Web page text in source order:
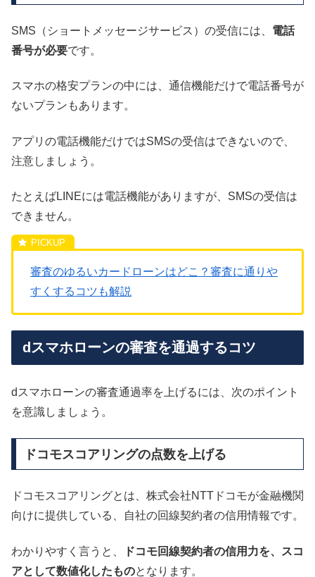
SMS（ショートメッセージサービス）の受信には、 電話
番号が必要です。
スマホの格安プランの中には、通信機能だけで電話番号が
ないプランもあります。
アプリの電話機能だけではSMSの受信はできないので、
注意しましょう。
たとえばLINEには電話機能がありますが、SMSの受信は
できません。
審査のゆるいカードローンはどこ？審査に通りや
すくするコツも解説
dスマホローンの審査を通過するコツ
dスマホローンの審査通過率を上げるには、次のポイント
を意識しましょう。
ドコモスコアリングの点数を上げる
ドコモスコアリングとは、株式会社NTTドコモが金融機関
向けに提供している、自社の回線契約者の信用情報です。
わかりやすく言うと、
ドコモ回線契約者の信用力を、スコ
アとして数値化したものとなります。